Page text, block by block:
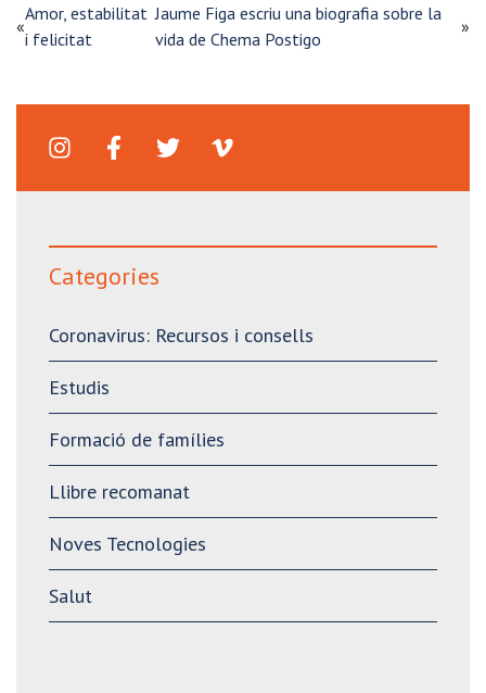
«
Amor, estabilitat
i felicitat
Jaume Figa escriu una biografia sobre la
vida de Chema Postigo
»
Categories
Coronavirus: Recursos i consells
Estudis
Formació de famílies
Llibre recomanat
Noves Tecnologies
Salut